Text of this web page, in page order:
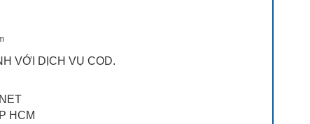
VỚI DỊCH VỤ COD.
HCM